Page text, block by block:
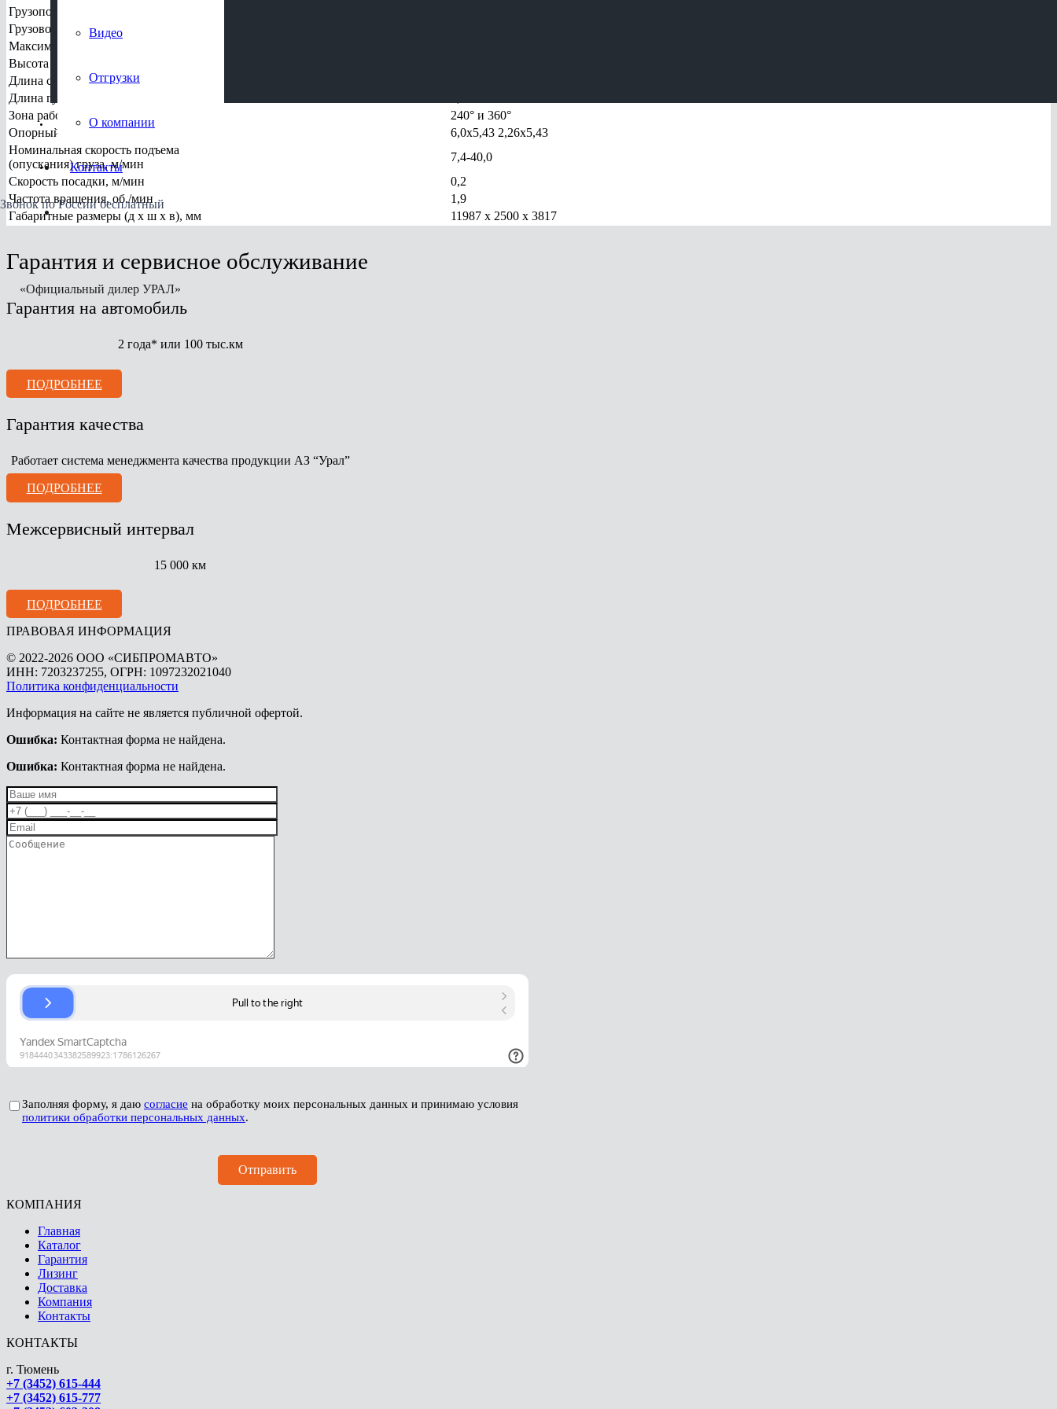
Видео
Отгрузки
О компании
Контакты
«Официальный дилер УРАЛ»
Отгрузки
О компании
Контакты
Звонок по России бесплатный
Грузоподъемность, кг
Грузовой момент, тм
Максимальный вылет стрелы (с гуськом), м
Высота подъема (с гуськом), м
Длина стрелы, м
Длина гуська, м
Зона работы
240° и 360°
Опорный контур, м
6,0х5,43 2,26х5,43
Номинальная скорость подъема
(опускания) груза, м/мин
7,4-40,0
Скорость посадки, м/мин
0,2
Частота вращения, об./мин
1,9
Габаритные размеры (д х ш х в), мм
11987 х 2500 х 3817
Гарантия и сервисное обслуживание
Гарантия на автомобиль
2 года* или 100 тыс.км
ПОДРОБНЕЕ
Гарантия качества
Работает система менеджмента качества продукции АЗ “Урал”
ПОДРОБНЕЕ
Межсервисный интервал
15 000 км
ПОДРОБНЕЕ
ПРАВОВАЯ ИНФОРМАЦИЯ
© 2022-2026 ООО «СИБПРОМАВТО»
ИНН: 7203237255, ОГРН: 1097232021040
Политика конфиденциальности
Информация на сайте не является публичной офертой.
Ошибка: Контактная форма не найдена.
Ошибка: Контактная форма не найдена.
Заполняя форму, я даю согласие на обработку моих персональных данных и принимаю условия
политики обработки персональных данных.
КОМПАНИЯ
Главная
Каталог
Гарантия
Лизинг
Доставка
Компания
Контакты
КОНТАКТЫ
г. Тюмень
+7 (3452) 615-444
+7 (3452) 615-777